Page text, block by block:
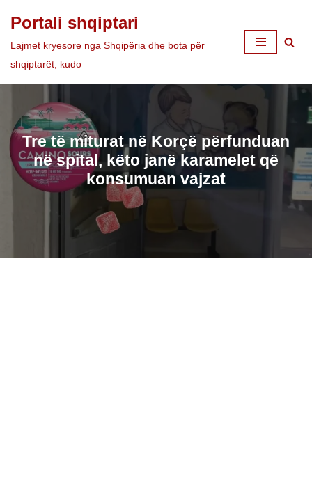
Skip
to
Portali shqiptari
Lajmet kryesore nga Shqipëria dhe bota për
shqiptarët, kudo
Tre të miturat në Korçë përfunduan
në spital, këto janë karamelet që
konsumuan vajzat